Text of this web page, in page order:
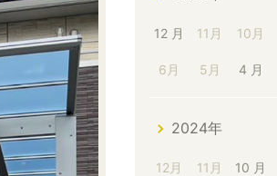
12 月 11月 10月
6月 5月 4 月
2024年
12月 11月 10 月